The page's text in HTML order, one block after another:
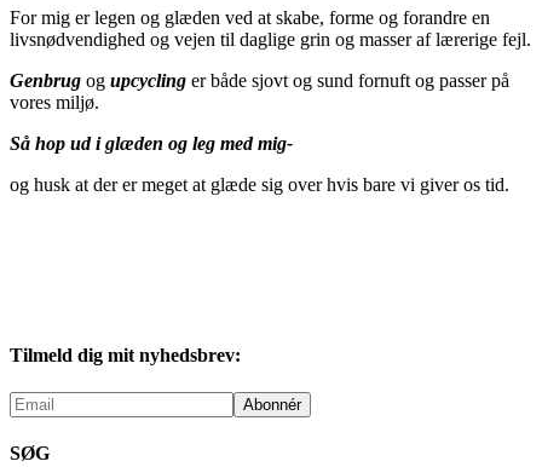
For mig er legen og glæden ved at skabe, forme og forandre en
livsnødvendighed og vejen til daglige grin og masser af lærerige fejl.
Genbrug og upcycling er både sjovt og sund fornuft og passer på
vores miljø.
Så hop ud i glæden og leg med mig-
og husk at der er meget at glæde sig over hvis bare vi giver os tid.
Tilmeld dig mit nyhedsbrev:
SØG